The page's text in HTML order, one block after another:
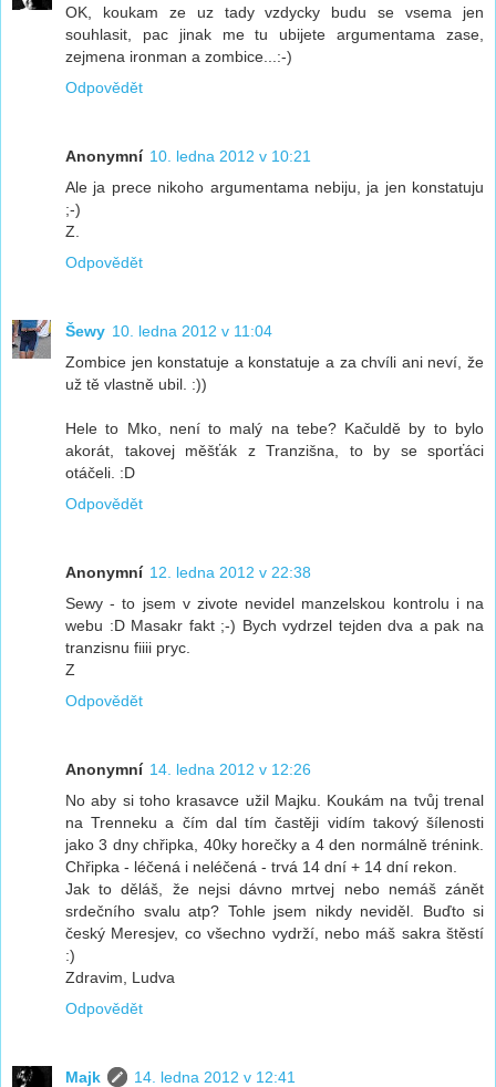
OK, koukam ze uz tady vzdycky budu se vsema jen
souhlasit, pac jinak me tu ubijete argumentama zase,
zejmena ironman a zombice...:-)
Odpovědět
Anonymní 10. ledna 2012 v 10:21
Ale ja prece nikoho argumentama nebiju, ja jen konstatuju
;-)
Z.
Odpovědět
Šewy 10. ledna 2012 v 11:04
Zombice jen konstatuje a konstatuje a za chvíli ani neví, že
už tě vlastně ubil. :))
Hele to Mko, není to malý na tebe? Kačuldě by to bylo
akorát, takovej měšťák z Tranzišna, to by se sporťáci
otáčeli. :D
Odpovědět
Anonymní 12. ledna 2012 v 22:38
Sewy - to jsem v zivote nevidel manzelskou kontrolu i na
webu :D Masakr fakt ;-) Bych vydrzel tejden dva a pak na
tranzisnu fiiii pryc.
Z
Odpovědět
Anonymní 14. ledna 2012 v 12:26
No aby si toho krasavce užil Majku. Koukám na tvůj trenal
na Trenneku a čím dal tím častěji vidím takový šílenosti
jako 3 dny chřipka, 40ky horečky a 4 den normálně trénink.
Chřipka - léčená i neléčená - trvá 14 dní + 14 dní rekon.
Jak to děláš, že nejsi dávno mrtvej nebo nemáš zánět
srdečního svalu atp? Tohle jsem nikdy neviděl. Buďto si
český Meresjev, co všechno vydrží, nebo máš sakra štěstí
:)
Zdravim, Ludva
Odpovědět
Majk
14. ledna 2012 v 12:41